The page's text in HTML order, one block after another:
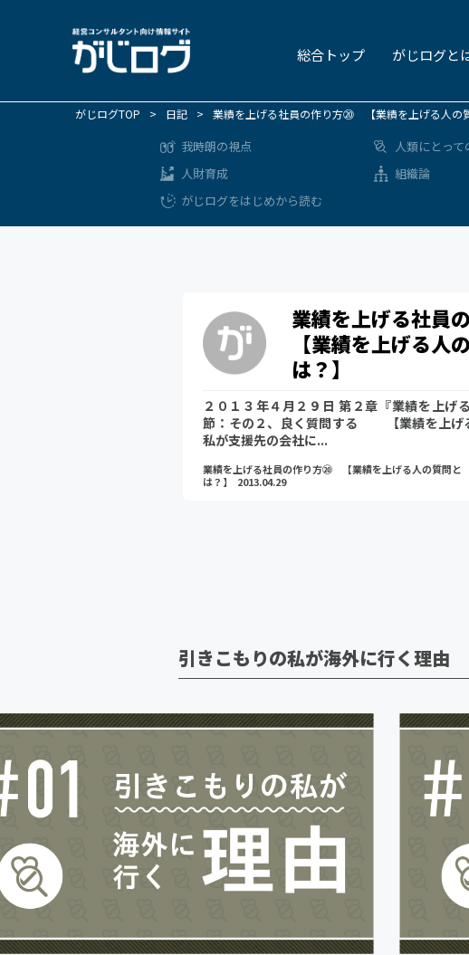
総合トップ がじログと
がじログTOP > 日記 > 業績を上げる社員の作り方⑳ 【業績を上げる人の質
我時朗の視点
人財育成
がじログをはじめから読む
人類にとっ
組織論
業績を上げる社員
【業績を上げる人
は？】
２０１３年４月２９日 第２章『業績を上げ
節：その２、良く質問する 【業績を上げ
私が支援先の会社に...
業績を上げる社員の作り方⑳ 【業績を上げる人の質問と
は？】
2013.04.29
引きこもりの私が海外に行く理由